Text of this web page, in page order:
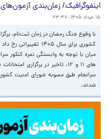
اینفوگرافیک/ زمان‌بندی آزمون‌های
۱۵ خرداد ۱۴۰۵، ۲۳:۴۷
با وقوع جنگ رمضان در زمان ثبت‌نام،
کشوری برای سال ۱۴۰۵
میان با توجه به وابستگی نمره کنکور
های ۱۱ و ۱۲، تاخیر در برگزاری
سرانجام طبق مصوبه شورای امنیت
شدند.